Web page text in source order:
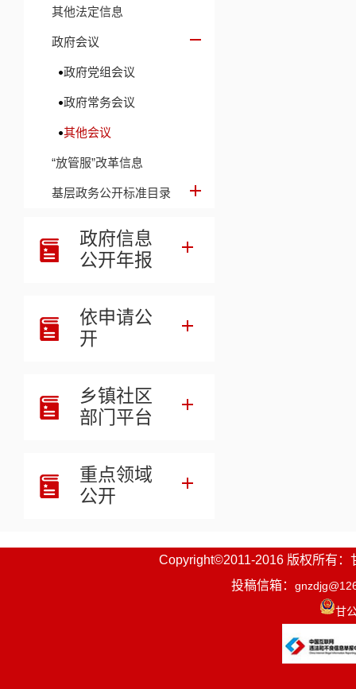
其他法定信息
政府会议
政府党组会议
政府常务会议
其他会议
“放管服”改革信息
基层政务公开标准目录
政府信息
公开年报
依申请公
开
乡镇社区
部门平台
重点领域
公开
Copyright©2011-2016 版权所有：
投稿信箱：
甘